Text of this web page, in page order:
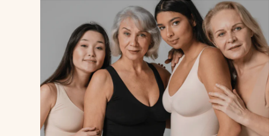
hygiène de vie, une solution existe : les injections
d’acide hyaluronique. Cette approche non chirurgicale
permet de redonner du volume au regard de manière
naturelle. Encore faut-il savoir à quel moment ce
traitement est adapté, et pour quels types de cernes il
fonctionne.